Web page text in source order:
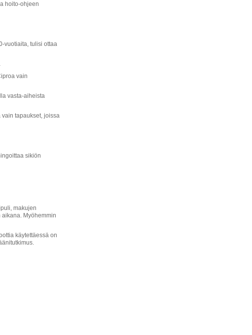
hoito-ohjeen
vuotiaita, tulisi ottaa
vain
vasta-aiheista
tapaukset, joissa
sikiön
makujen
Myöhemmin
käytettäessä on